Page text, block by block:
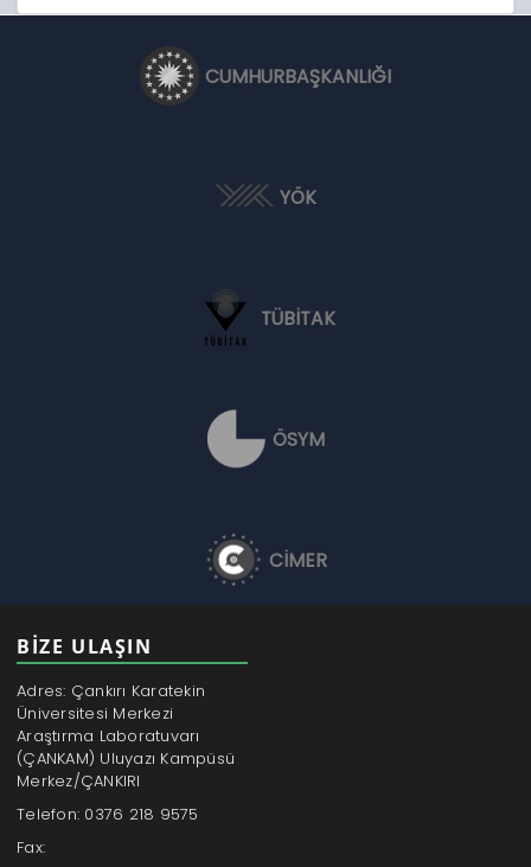
CUMHURBAŞKANLIĞI
YÖK
TÜBİTAK
ÖSYM
CİMER
BİZE ULAŞIN
Adres: Çankırı Karatekin
Üniversitesi Merkezi
Araştırma Laboratuvarı
(ÇANKAM) Uluyazı Kampüsü
Merkez/ÇANKIRI
Telefon: 0376 218 9575
Fax: